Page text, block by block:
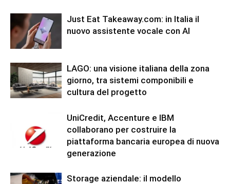
Just Eat Takeaway.com: in Italia il
nuovo assistente vocale con AI
LAGO: una visione italiana della zona
giorno, tra sistemi componibili e
cultura del progetto
UniCredit, Accenture e IBM
collaborano per costruire la
piattaforma bancaria europea di nuova
generazione
Storage aziendale: il modello